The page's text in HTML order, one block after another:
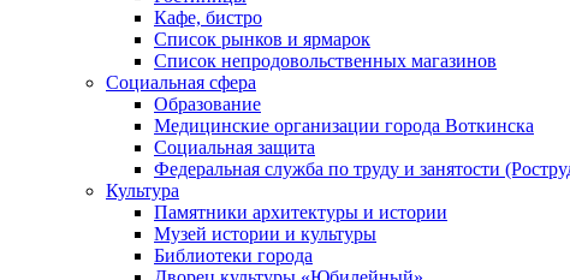
Кафе, бистро
Cписок рынков и ярмарок
Список непродовольственных магазинов
Социальная сфера
Образование
Медицинские организации города Воткинска
Социальная защита
Федеральная служба по труду и занятости
Культура
Памятники архитектуры и истории
Музей истории и культуры
Библиотеки города